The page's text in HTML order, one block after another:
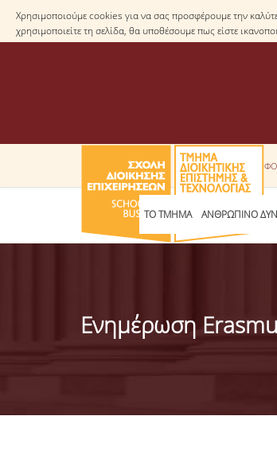
Χρησιμοποιούμε cookies για να σας προσφέρουμε την
χρησιμοποιείτε τη σελίδα, θα υποθέσουμε πως είστε
ΤΟ ΤΜΗΜΑ ΑΝΘΡΩΠΙΝΟ
Ενημέρωση